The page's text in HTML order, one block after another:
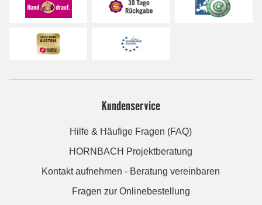
Kundenservice
Hilfe & Häufige Fragen (FAQ)
HORNBACH Projektberatung
Kontakt aufnehmen - Beratung vereinbaren
Fragen zur Onlinebestellung